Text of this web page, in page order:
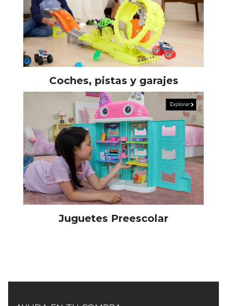
Coches, pistas y garajes
Juguetes Preescolar